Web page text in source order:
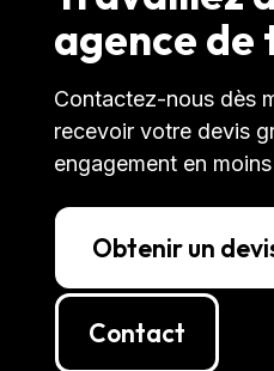
agence
Contactez-nous dès
recevoir votre devis
engagement en
Obtenir un
Contact